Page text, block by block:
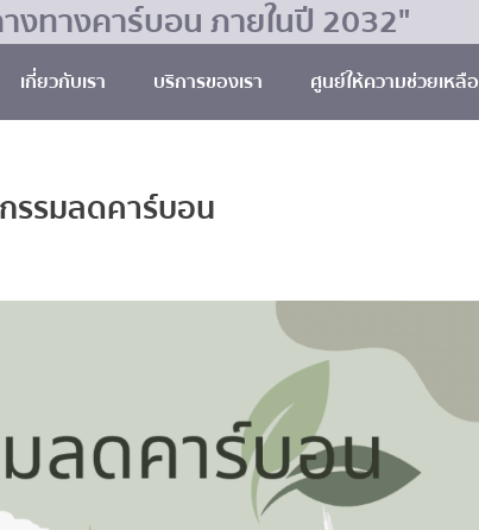
งทางคาร์บอน ภายในปี 2032"
เกี่ยวกับเรา บริการของเรา ศูนย์ให้ความช่วยเหลือ
รรมลดคาร์บอน